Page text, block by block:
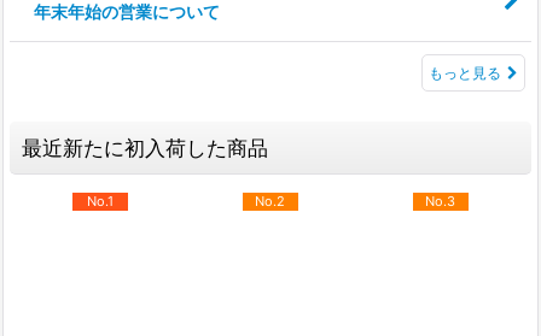
年末年始の営業について
もっと見る
最近新たに初入荷した商品
No.1 No.2 No.3